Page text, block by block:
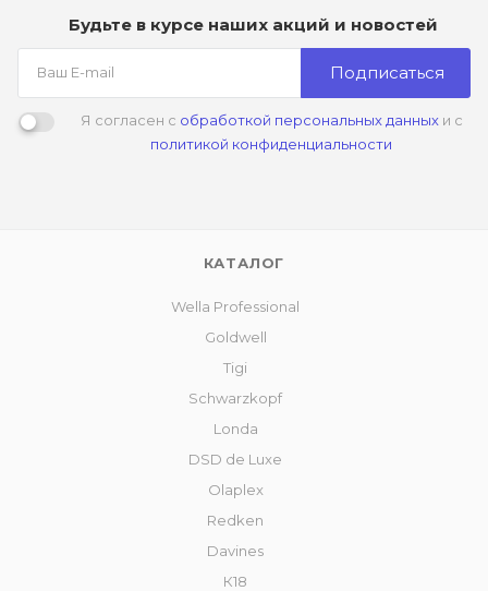
Будьте в курсе наших акций и новостей
Подписаться
Я согласен с обработкой персональных данныхи с
политикой конфиденциальности
КАТАЛОГ
Wella Professional
Goldwell
Tigi
Schwarzkopf
Londa
DSD de Luxe
Olaplex
Redken
Davines
К18